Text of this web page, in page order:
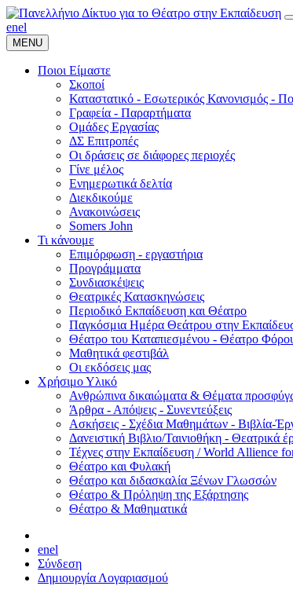
enel
MENU
Ποιοι Είμαστε
Σκοποί
Καταστατικό - Εσωτερικός Κανονισμός -
Γραφεία - Παραρτήματα
Ομάδες Εργασίας
ΔΣ Επιτροπές
Οι δράσεις σε διάφορες περιοχές
Γίνε μέλος
Ενημερωτικά δελτία
Διεκδικούμε
Ανακοινώσεις
Somers John
Τι κάνουμε
Επιμόρφωση - εργαστήρια
Προγράμματα
Συνδιασκέψεις
Θεατρικές Κατασκηνώσεις
Περιοδικό Εκπαίδευση και Θέατρο
Παγκόσμια Ημέρα Θεάτρου στην
Θέατρο του Καταπιεσμένου - Θέατρο
Μαθητικά φεστιβάλ
Οι εκδόσεις μας
Χρήσιμο Υλικό
Ανθρώπινα δικαιώματα & Θέματα
Άρθρα - Απόψεις - Συνεντεύξεις
Ασκήσεις - Σχέδια Μαθημάτων - Βιβλία-
Δανειστική Βιβλιο/Ταινιοθήκη - Θεατρικά
Τέχνες στην Εκπαίδευση / World Allience
Θέατρο και Φυλακή
Θέατρο και διδασκαλία Ξένων Γλωσσών
Θέατρο & Πρόληψη της Εξάρτησης
Θέατρο & Μαθηματικά
enel
Σύνδεση
Δημιουργία Λογαριασμού